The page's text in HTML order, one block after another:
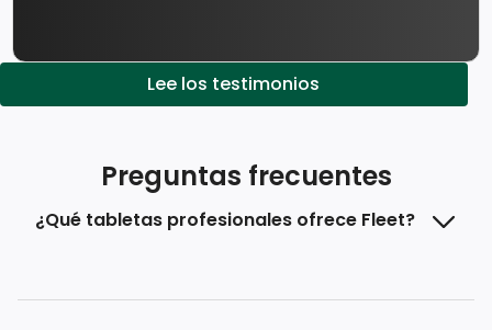
Lee los testimonios
Preguntas frecuentes
¿Qué tabletas profesionales ofrece Fleet?